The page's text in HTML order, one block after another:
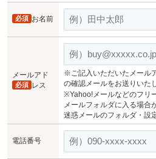
お名前
必須
メールアド
レス
必須
※ご記入いただいたメール
の確認メールをお送りいた
※Yahoo!メールなどのフリ
メールフォルダに入る場合
迷惑メールのフォルダ・設
電話番号